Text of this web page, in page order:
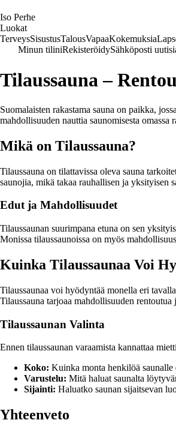
Iso Perhe
Luokat
TerveysSisustusTalousVapaaKokemuksia
Minun tiliniRekisteröidySähköposti
Tilaussauna –
Suomalaisten rakastama sauna on paikka,
mahdollisuuden nauttia saunomisesta omassa
Mikä on Tilaussauna?
Tilaussauna on tilattavissa oleva sauna
saunojia, mikä takaa rauhallisen ja yksityisen
Edut ja Mahdollisuudet
Tilaussaunan suurimpana etuna on sen
Monissa tilaussaunoissa on myös
Kuinka Tilaussaunaa Voi
Tilaussaunaa voi hyödyntää monella eri
Tilaussauna tarjoaa mahdollisuuden rentoutua
Tilaussaunan Valinta
Ennen tilaussaunan varaamista kannattaa
Koko: Kuinka monta henkilöä saunalle
Varustelu: Mitä haluat saunalta
Sijainti: Haluatko saunan sijaitsevan
Yhteenveto